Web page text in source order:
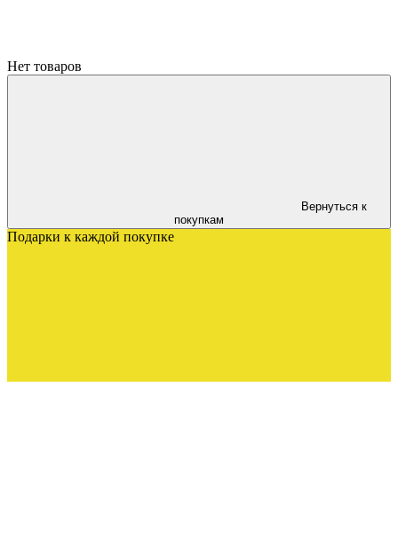
Нет товаров
Вернуться к
покупкам
Подарки к каждой покупке